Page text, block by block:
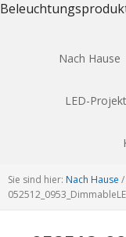
Nach Hause
LED-
Sie sind hier: Nach Hause /
052512